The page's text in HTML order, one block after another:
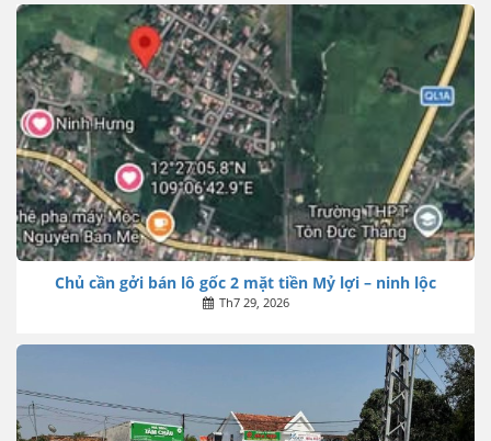
Chủ cần gởi bán lô gốc 2 mặt tiền Mỷ lợi – ninh lộc
Th7 29, 2026